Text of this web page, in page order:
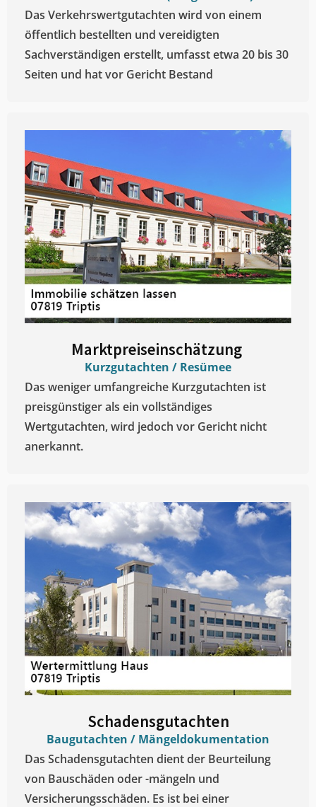
Das Verkehrswertgutachten wird von einem
öffentlich bestellten und vereidigten
Sachverständigen erstellt, umfasst etwa 20 bis 30
Seiten und hat vor Gericht Bestand
Marktpreiseinschätzung ​
Kurzgutachten / Resümee
Das weniger umfangreiche Kurzgutachten ist
preisgünstiger als ein vollständiges
Wertgutachten, wird jedoch vor Gericht nicht
anerkannt.
Schadensgutachten
Baugutachten / Mängeldokumentation
Das Schadensgutachten dient der Beurteilung
von Bauschäden oder -mängeln und
Versicherungsschäden. Es ist bei einer